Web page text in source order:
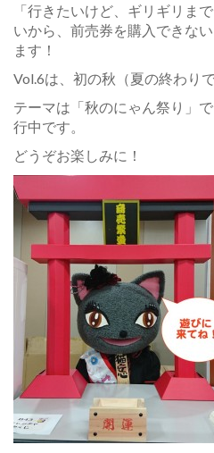
「行きたいけど、ギリギリま
いから、前売券を購入できな
ます！
Vol.6は、初の秋（夏の終わり
テーマは「秋のにゃん祭り」
行中です。
どうぞお楽しみに！